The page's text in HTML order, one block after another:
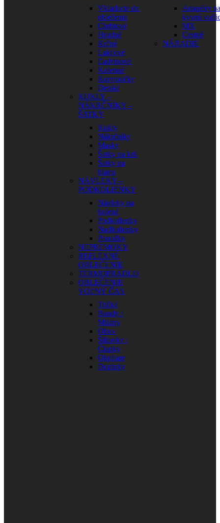
Vkladacie do
oblečenia
Chrbtové
Hrudné
Krčné
Lakťové
Ľadvinové
Kolenné
Korytnačky
Detské
KUKLY –
NÁKRČNÍKY –
ŠATKY
Kukly
Nákrčníky
Masky
Šatky na krk
Šatky na
hlavu
NÁVLEKY –
PODKOLIENKY
Návleky na
kolená
Podkolienky
Nadkolienky
Ponožky
NEPREMOKY
REFLEXNÉ
OBLEČENIE
TERMOPRÁDLO
OBLEČENIE
VOĽNÝ ČAS
Tričká
Bundy /
Mikiny
Obuv
Šiltovky /
Čiapky
Okuliare
Doplnky
Adaptéry na
kyvnú
MX
Cestné
NÁRADIE